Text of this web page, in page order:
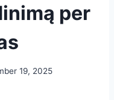
per
19, 2025